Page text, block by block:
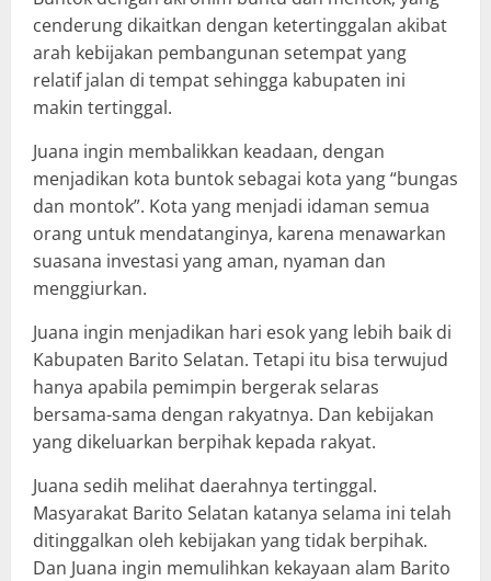
cenderung dikaitkan dengan ketertinggalan akibat
arah kebijakan pembangunan setempat yang
relatif jalan di tempat sehingga kabupaten ini
makin tertinggal.
Juana ingin membalikkan keadaan, dengan
menjadikan kota buntok sebagai kota yang “bungas
dan montok”. Kota yang menjadi idaman semua
orang untuk mendatanginya, karena menawarkan
suasana investasi yang aman, nyaman dan
menggiurkan.
Juana ingin menjadikan hari esok yang lebih baik di
Kabupaten Barito Selatan. Tetapi itu bisa terwujud
hanya apabila pemimpin bergerak selaras
bersama-sama dengan rakyatnya. Dan kebijakan
yang dikeluarkan berpihak kepada rakyat.
Juana sedih melihat daerahnya tertinggal.
Masyarakat Barito Selatan katanya selama ini telah
ditinggalkan oleh kebijakan yang tidak berpihak.
Dan Juana ingin memulihkan kekayaan alam Barito